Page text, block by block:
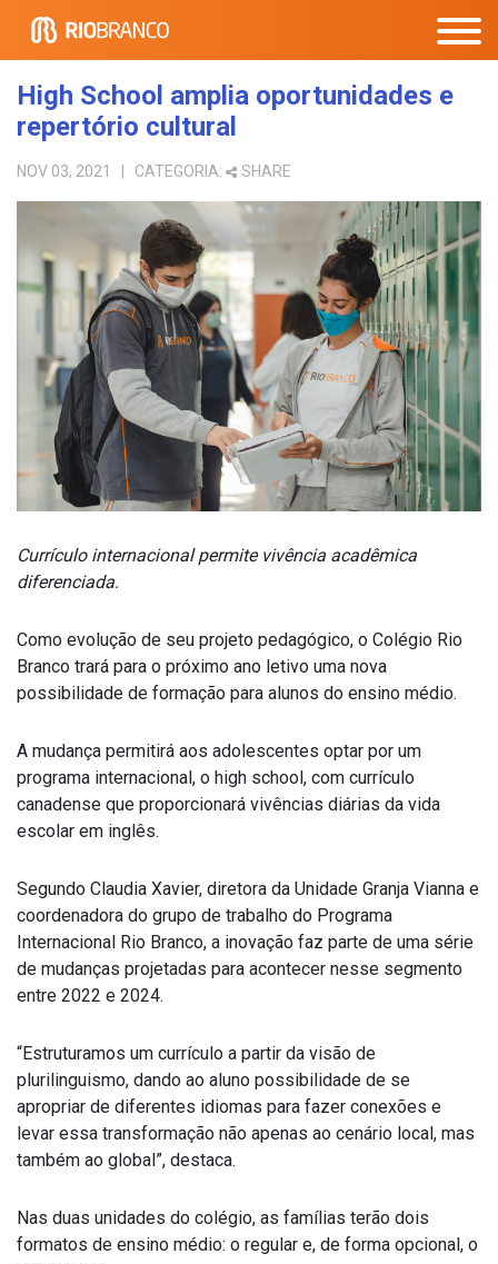
High School amplia oportunidades e
repertório cultural
NOV 03, 2021 | CATEGORIA: SHARE
Currículo internacional permite vivência acadêmica
diferenciada.
Como evolução de seu projeto pedagógico, o Colégio Rio
Branco trará para o próximo ano letivo uma nova
possibilidade de formação para alunos do ensino médio.
A mudança permitirá aos adolescentes optar por um
programa internacional, o high school, com currículo
canadense que proporcionará vivências diárias da vida
escolar em inglês.
Segundo Claudia Xavier, diretora da Unidade Granja Vianna e
coordenadora do grupo de trabalho do Programa
Internacional Rio Branco, a inovação faz parte de uma série
de mudanças projetadas para acontecer nesse segmento
entre 2022 e 2024.
“Estruturamos um currículo a partir da visão de
plurilinguismo, dando ao aluno possibilidade de se
apropriar de diferentes idiomas para fazer conexões e
levar essa transformação não apenas ao cenário local, mas
também ao global”, destaca.
Nas duas unidades do colégio, as famílias terão dois
formatos de ensino médio: o regular e, de forma opcional, o